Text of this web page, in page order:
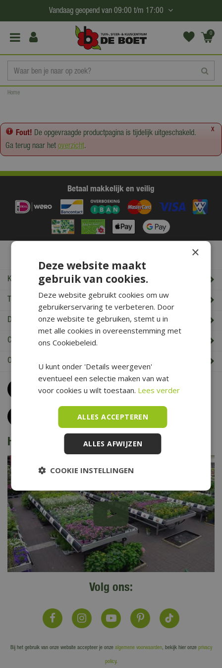
a
Home
Vandaag geopend van 09:00 t/m 17:00
0
(€0,
x
Fout! De opgevraagde productpagina is tijdelijk uitgeschakeld.
Ga terug naar hetoverzicht.
Betaal makkelijk en veilig
Klantenservice
Tuincentrum De Boet
De Boet klantenkaart
Cadeaukaart saldo check
Openingstijden & Contact
Bel0226 352 197
(maandag t/m zaterdag van 09.00 t/m 17.00 uur)
Klantenservice
Het is voorjaar bij De Boet
Volg ons:
Bij het gebruik van onze website accepteer je onze algemene voorwaarden, bekijk hier onze privacy
policy.
×
Deze website maakt
gebruik van cookies.
Deze website gebruikt cookies om uw
gebruikerservaring te verbeteren. Door
onze website te gebruiken, stemt u in
met alle cookies in overeenstemming met
ons Cookiebeleid.
U kunt onder 'Details weergeven'
eventueel een selectie maken van wat
voor cookies u wilt toestaan. Lees verder
ALLES ACCEPTEREN
ALLES AFWIJZEN
COOKIE INSTELLINGEN